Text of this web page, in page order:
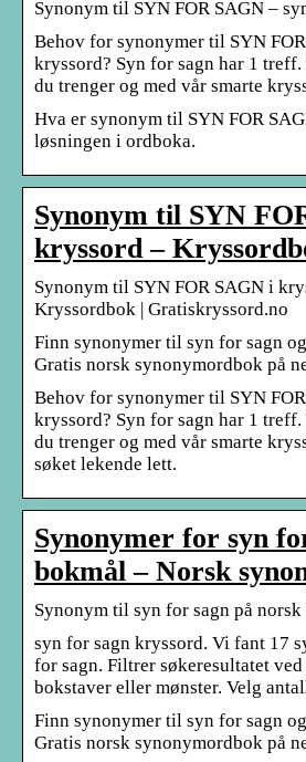
Synonym til SYN FOR SAGN –
Behov for synonymer til SYN
kryssord? Syn for sagn har 1
du trenger og med vår smarte
Hva er synonym til SYN FOR
løsningen i ordboka.
Synonym til SYN
kryssord –
Synonym til SYN FOR SAGN i
Kryssordbok | Gratiskryssord.no
Finn synonymer til syn for sagn
Gratis norsk synonymordbok på
Behov for synonymer til SYN
kryssord? Syn for sagn har 1
du trenger og med vår smarte
søket lekende lett.
Synonymer for syn
bokmål – Norsk
Synonym til syn for sagn på
syn for sagn kryssord. Vi fant 17
for sagn. Filtrer søkeresultatet
bokstaver eller mønster. Velg
Finn synonymer til syn for sagn
Gratis norsk synonymordbok på